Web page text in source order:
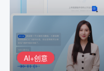
AI+创意
AI+创意：AIGC 能力集中
展示窗口，体验 AIGC 给
生活和生产带来的改变